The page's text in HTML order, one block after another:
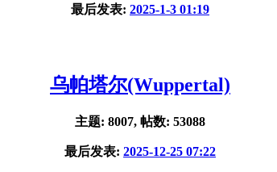
最后发表: 2025-1-3 01:19
乌帕塔尔(Wuppertal)
主题: 8007, 帖数: 53088
最后发表: 2025-12-25 07:22